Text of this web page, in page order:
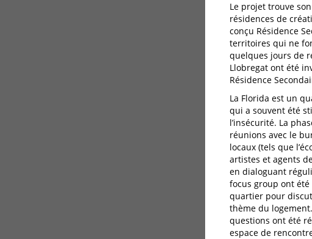
Le projet trouve
résidences de
conçu Résidence
territoires qui ne
quelques jours de
Llobregat ont été
Résidence
La Florida est un
qui a souvent été
l’insécurité. La
réunions avec le
locaux (tels que
artistes et agents
en dialoguant
focus group ont été
quartier pour
thème du
questions ont été
espace de